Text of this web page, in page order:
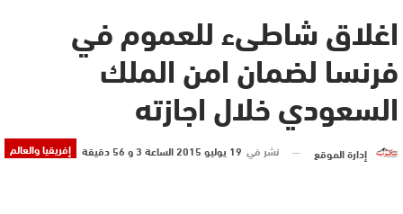
اغلاق شاطىء للعموم في
فرنسا لضمان امن الملك
السعودي خلال اجازته
إفريقيا والعالم إدارة الموقع نشر في 19 يوليو 2015 الساعة 3 و 56 دقيقة